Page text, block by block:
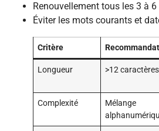
Renouvellement tous les 3 à
Éviter les mots courants et
Critère
Longueur >12 caractères
Complexité
Mélange